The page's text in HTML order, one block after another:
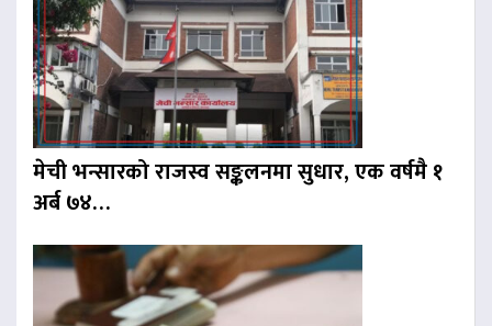
मेची भन्सारको राजस्व सङ्कलनमा सुधार, एक वर्षमै १
अर्ब ७४…